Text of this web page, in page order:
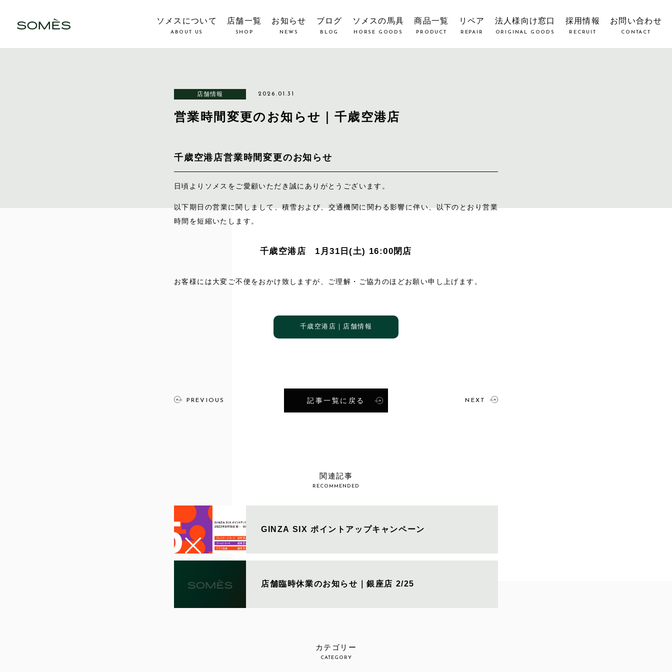
ソメスについて
ABOUT US
店舗一覧
SHOP
お知らせ
NEWS
ブログ
BLOG
ソメスの馬具
HORSE GOODS
商品一覧
PRODUCT
リペア
REPAIR
法人様向け窓口
ORIGINAL GOODS
採用情報
RECRUIT
お問い合わせ
CONTACT
店舗情報 2026.01.31
営業時間変更のお知らせ｜千歳空港店
千歳空港店営業時間変更のお知らせ
日頃よりソメスをご愛顧いただき誠にありがとうございます。
以下期日の営業に関しまして、積雪および、交通機関に関わる影響に伴い、以下のとおり営業
時間を短縮いたします。
千歳空港店 1月31日(土) 16:00閉店
お客様には大変ご不便をおかけ致しますが、ご理解・ご協力のほどお願い申し上げます。
千歳空港店｜店舗情報
PREVIOUS 記事一覧に戻る NEXT
関連記事
RECOMMENDED
GINZA SIX ポイントアップキャンペーン
店舗臨時休業のお知らせ｜銀座店 2/25
カテゴリー
CATEGORY